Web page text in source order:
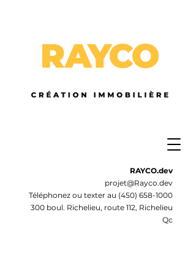
RAYCO.dev
projet@Rayco.dev
Téléphonez ou texter au (450) 658-1000
300 boul. Richelieu, route 112, Richelieu
Qc